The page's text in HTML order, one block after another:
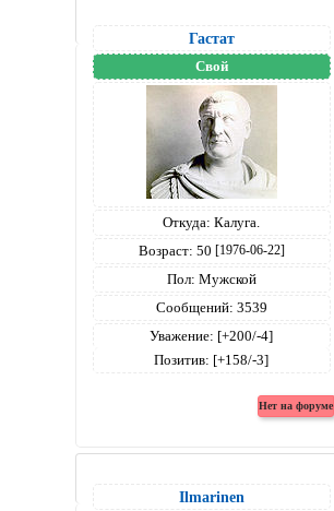
Гастат
Свой
Откуда: Калуга.
Возраст: 50 [1976-06-22]
Пол: Мужской
Сообщений: 3539
Уважение: [+200/-4]
Позитив: [+158/-3]
Ilmarinen